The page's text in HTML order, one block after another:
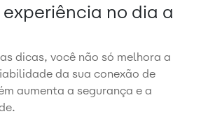
no dia a
dicas, você não só melhora a
da sua conexão de
aumenta a segurança e a